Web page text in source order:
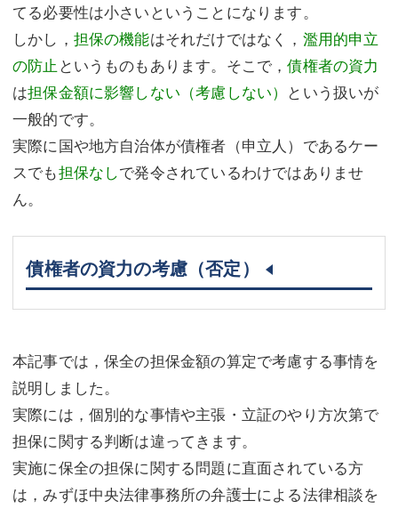
てる必要性は小さいということになります。
しかし， 担保の機能はそれだけではなく， 濫用的申立
の防止 というものもあります。そこで，債権者の資力
は担保金額に影響しない（考慮しない） という扱いが
一般的です。
実際に国や地方自治体が債権者（申立人）であるケー
スでも担保なしで発令されているわけではありませ
ん。
債権者の資力の考慮（否定）
本記事では，保全の担保金額の算定で考慮する事情を
説明しました。
実際には，個別的な事情や主張・立証のやり方次第で
担保に関する判断は違ってきます。
実施に保全の担保に関する問題に直面されている方
は，みずほ中央法律事務所の弁護士による法律相談を